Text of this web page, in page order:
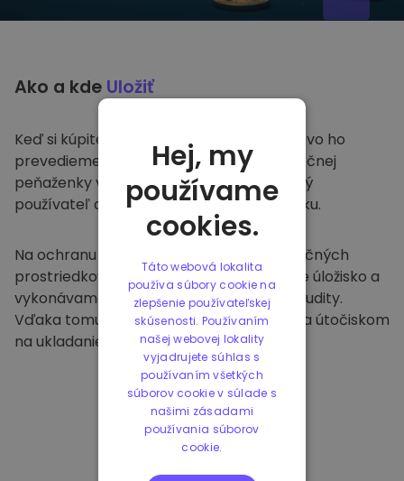
Ako a kde Uložiť
Keď si kúpite na Kriptomat
, bezproblémovo ho
prevedieme do vašej vyhradenej a bezpečnej
peňaženky v rámci našej platformy. Každý
používateľ dostane individuálnu peňaženku.
Na ochranu našich zákazníkov a ich finančných
prostriedkov ponúkame bezpečné offline úložisko a
vykonávame pravidelné bezpečnostné audity.
Vďaka tomuto prístupu je naša platforma útočiskom
na ukladanie a iných kryptomien.
Hej, my
používame
cookies.
Táto webová lokalita
používa súbory cookie na
zlepšenie používateľskej
skúsenosti. Používaním
našej webovej lokality
vyjadrujete súhlas s
používaním všetkých
súborov cookie v súlade s
našimi zásadami
používania súborov
cookie.